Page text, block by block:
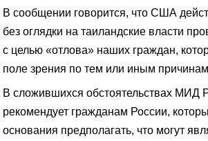
В сообщении говорится, что США
без оглядки на таиландские власти
с целью «отлова» наших граждан,
поле зрения по тем или иным
В сложившихся обстоятельствах МИД
рекомендует гражданам России,
основания предполагать, что могут